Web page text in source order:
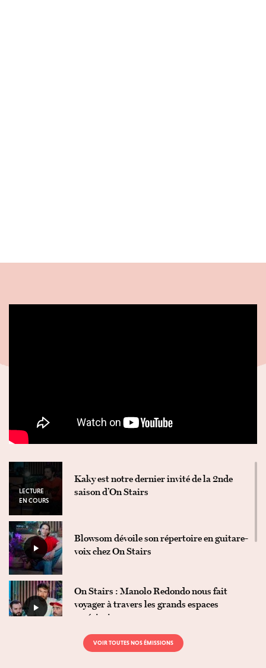
LECTURE
EN COURS
Kaky est notre dernier invité de la 2nde
saison d’On Stairs
Blowsom dévoile son répertoire en guitare-
voix chez On Stairs
On Stairs : Manolo Redondo nous fait
voyager à travers les grands espaces
américains
VOIR TOUTES NOS ÉMISSIONS